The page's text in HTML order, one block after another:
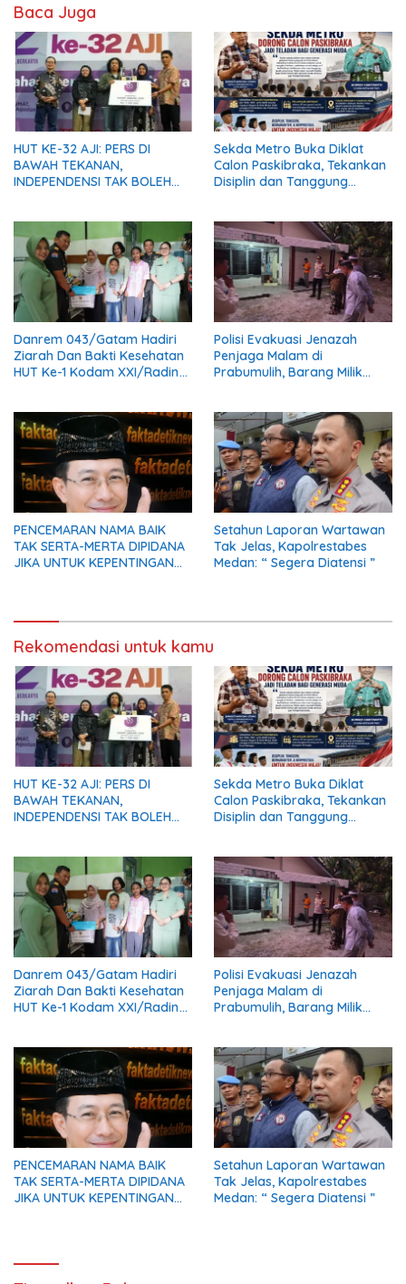
Baca Juga
HUT KE-32 AJI: PERS DI
BAWAH TEKANAN,
INDEPENDENSI TAK BOLEH
Sekda Metro Buka Diklat
Calon Paskibraka, Tekankan
Disiplin dan Tanggung
Danrem 043/Gatam Hadiri
Ziarah Dan Bakti Kesehatan
HUT Ke-1 Kodam XXI/Radin
Polisi Evakuasi Jenazah
Penjaga Malam di
Prabumulih, Barang Milik
PENCEMARAN NAMA BAIK
TAK SERTA-MERTA DIPIDANA
JIKA UNTUK KEPENTINGAN
Setahun Laporan Wartawan
Tak Jelas, Kapolrestabes
Medan: “ Segera Diatensi ”
Rekomendasi untuk kamu
HUT KE-32 AJI: PERS DI
BAWAH TEKANAN,
INDEPENDENSI TAK BOLEH
Sekda Metro Buka Diklat
Calon Paskibraka, Tekankan
Disiplin dan Tanggung
Danrem 043/Gatam Hadiri
Ziarah Dan Bakti Kesehatan
HUT Ke-1 Kodam XXI/Radin
Polisi Evakuasi Jenazah
Penjaga Malam di
Prabumulih, Barang Milik
PENCEMARAN NAMA BAIK
TAK SERTA-MERTA DIPIDANA
JIKA UNTUK KEPENTINGAN
Setahun Laporan Wartawan
Tak Jelas, Kapolrestabes
Medan: “ Segera Diatensi ”